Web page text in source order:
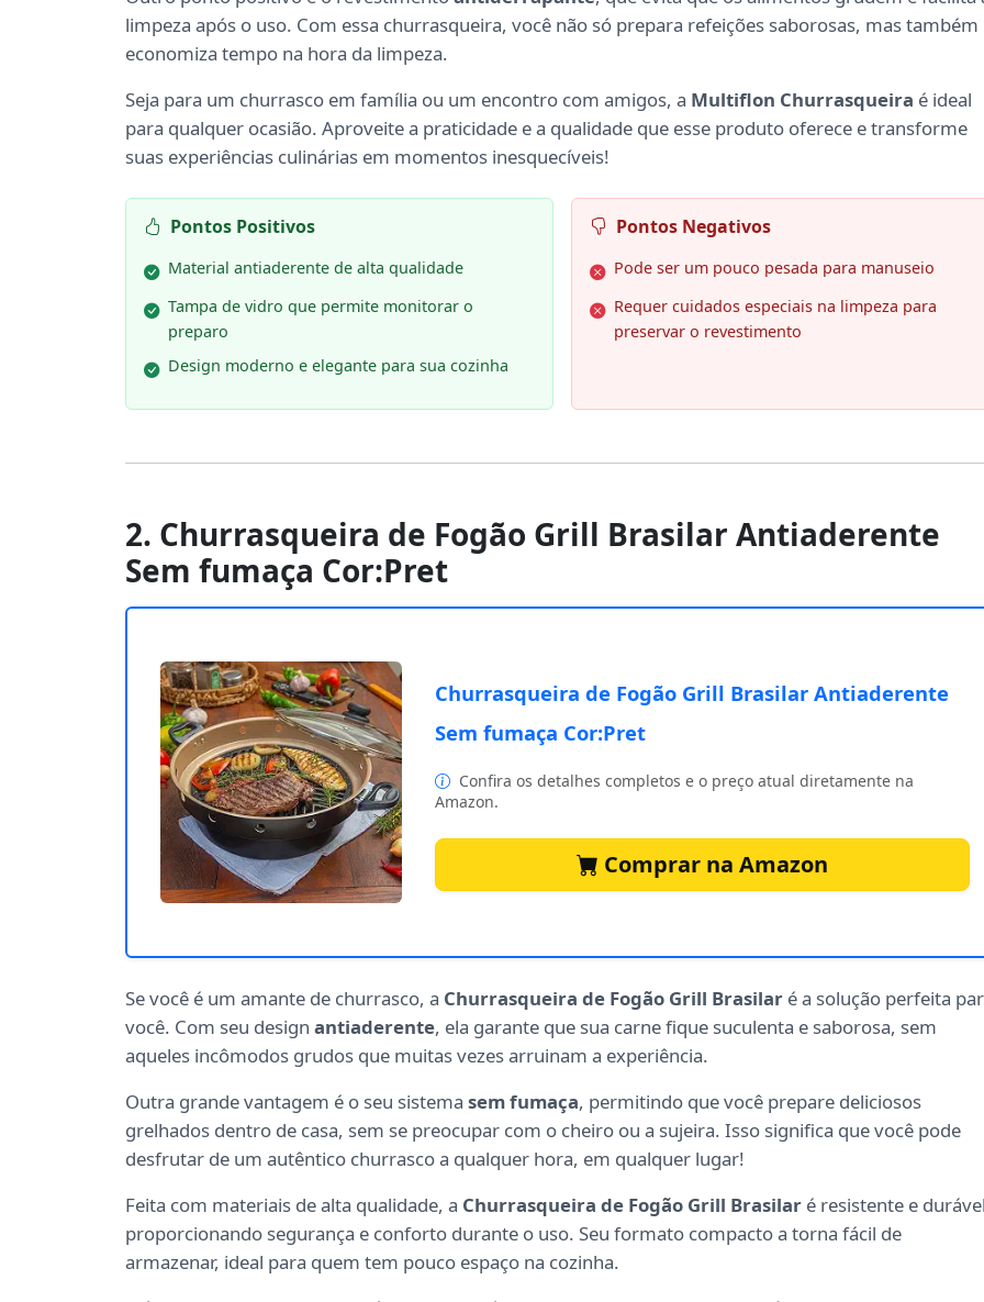
limpeza após o uso. Com essa churrasqueira, você não só prepara refeições saborosas, mas também
economiza tempo na hora da limpeza.
Seja para um churrasco em família ou um encontro com amigos, a Multiflon Churrasqueira é ideal
para qualquer ocasião. Aproveite a praticidade e a qualidade que esse produto oferece e transforme
suas experiências culinárias em momentos inesquecíveis!
Pontos Positivos
Material antiaderente de alta qualidade
Tampa de vidro que permite monitorar o
preparo
Design moderno e elegante para sua cozinha
Pontos Negativos
Pode ser um pouco pesada para manuseio
Requer cuidados especiais na limpeza para
preservar o revestimento
2. Churrasqueira de Fogão Grill Brasilar Antiaderente
Sem fumaça Cor:Pret
Churrasqueira de Fogão Grill Brasilar Antiaderente
Sem fumaça Cor:Pret
Confira os detalhes completos e o preço atual diretamente na
Amazon.
Comprar na Amazon
Se você é um amante de churrasco, a Churrasqueira de Fogão Grill Brasilar é a solução perfeita
você. Com seu design antiaderente, ela garante que sua carne fique suculenta e saborosa, sem
aqueles incômodos grudos que muitas vezes arruinam a experiência.
Outra grande vantagem é o seu sistema sem fumaça, permitindo que você prepare deliciosos
grelhados dentro de casa, sem se preocupar com o cheiro ou a sujeira. Isso significa que você pode
desfrutar de um autêntico churrasco a qualquer hora, em qualquer lugar!
Feita com materiais de alta qualidade, a Churrasqueira de Fogão Grill Brasilar é resistente e
proporcionando segurança e conforto durante o uso. Seu formato compacto a torna fácil de
armazenar, ideal para quem tem pouco espaço na cozinha.